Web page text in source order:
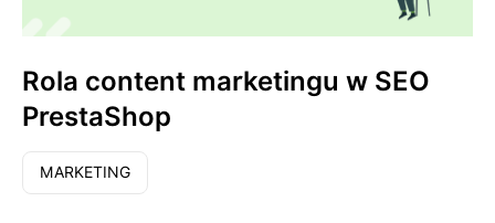
Rola content marketingu w SEO
PrestaShop
MARKETING